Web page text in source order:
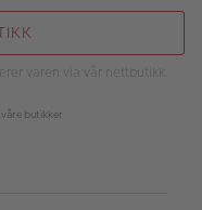
varen via vår nettbutikk.
butikker